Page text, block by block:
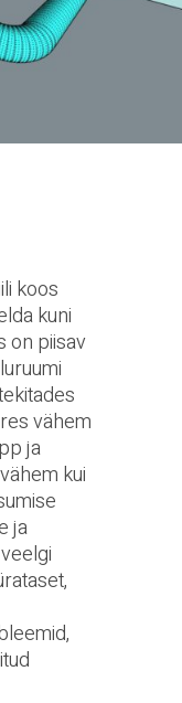
koos
kuni
on piisav
vähem
ja
kui
ja